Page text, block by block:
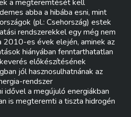
a megteremtését kell
abba a hibába esni, mint
(pl.: Csehország) estek
rendszerekkel egy még nem
es évek elején, aminek az
hiányában fenntarthatatlan
előkészítésének
jól hasznosulhatnának az
rendszer
idővel a megújuló energiákban
is megteremti a tiszta hidrogén